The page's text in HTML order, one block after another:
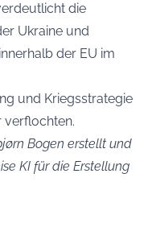
die
Ukraine und
der EU im
und Kriegsstrategie
verflochten.
Bogen erstellt und
KI für die Erstellung